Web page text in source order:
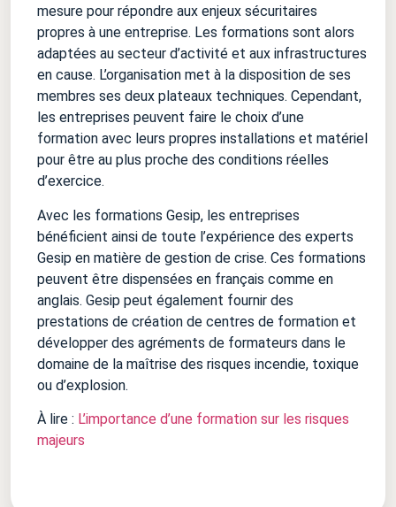
mesure pour répondre aux enjeux sécuritaires
propres à une entreprise. Les formations sont alors
adaptées au secteur d’activité et aux infrastructures
en cause. L’organisation met à la disposition de ses
membres ses deux plateaux techniques. Cependant,
les entreprises peuvent faire le choix d’une
formation avec leurs propres installations et matériel
pour être au plus proche des conditions réelles
d’exercice.
Avec les formations Gesip, les entreprises
bénéficient ainsi de toute l’expérience des experts
Gesip en matière de gestion de crise. Ces formations
peuvent être dispensées en français comme en
anglais. Gesip peut également fournir des
prestations de création de centres de formation et
développer des agréments de formateurs dans le
domaine de la maîtrise des risques incendie, toxique
ou d’explosion.
À lire : L’importance d’une formation sur les risques
majeurs